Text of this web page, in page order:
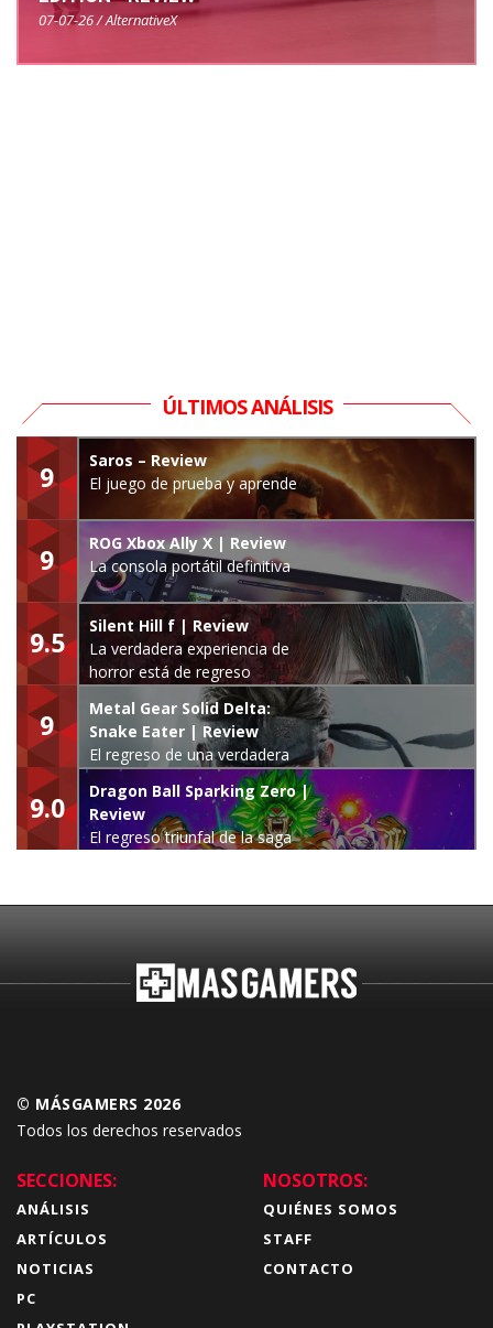
07-07-26 / AlternativeX
ÚLTIMOS ANÁLISIS
9
Saros – Review
El juego de prueba y aprende
9
ROG Xbox Ally X | Review
La consola portátil definitiva
9.5
Silent Hill f | Review
La verdadera experiencia de
horror está de regreso
9
Metal Gear Solid Delta:
Snake Eater | Review
El regreso de una verdadera
leyenda
9.0
Dragon Ball Sparking Zero |
Review
El regreso triunfal de la saga
© MÁSGAMERS 2026
Todos los derechos reservados
SECCIONES:
ANÁLISIS
ARTÍCULOS
NOTICIAS
PC
NOSOTROS:
QUIÉNES SOMOS
STAFF
CONTACTO